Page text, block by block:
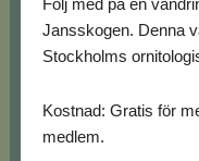
Jansskogen. Denna
Stockholms
Kostnad: Gratis för
medlem.